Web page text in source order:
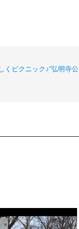
くピクニック♪”弘明寺公